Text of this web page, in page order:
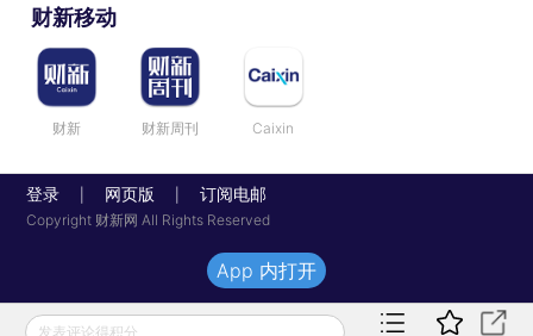
财新移动
财新 财新周刊 Caixin
登录 网页版 订阅电邮
Copyright 财新网 All Rights Reserved
发表评论得积分
App 内打开